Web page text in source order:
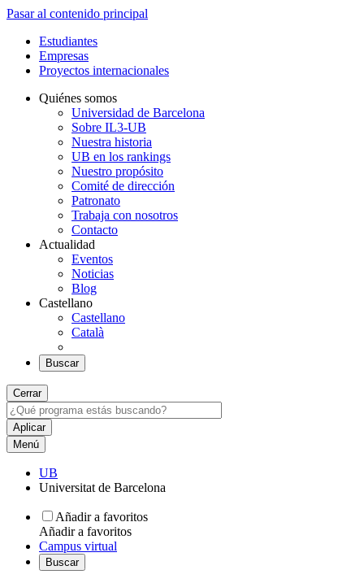
Pasar al contenido principal
Estudiantes
Empresas
Proyectos internacionales
Quiénes somos
Universidad de Barcelona
Sobre IL3-UB
Nuestra historia
UB en los rankings
Nuestro propósito
Comité de dirección
Patronato
Trabaja con nosotros
Contacto
Actualidad
Eventos
Noticias
Blog
Castellano
Castellano
Català
Buscar
Cerrar
Menú
UB
Universitat de Barcelona
Añadir a favoritos
Añadir a favoritos
Campus virtual
Buscar